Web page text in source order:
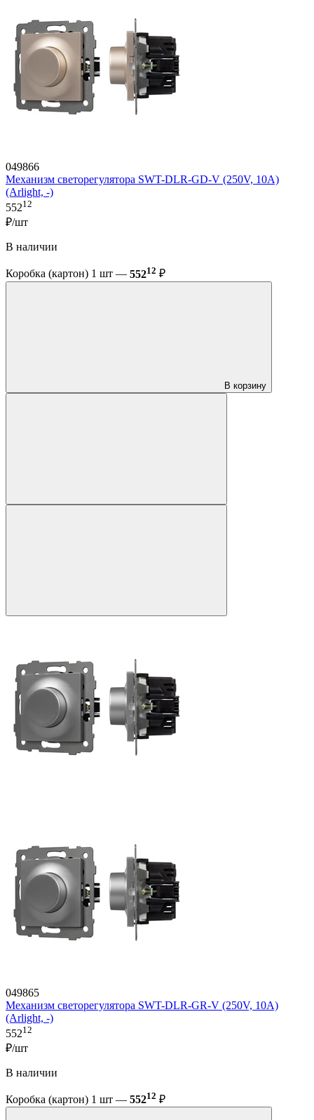
049866
Механизм светорегулятора SWT-DLR-GD-V (250V, 10A)
(Arlight, -)
55212
₽/шт
В наличии
Коробка (картон) 1 шт — 55212 ₽
В корзину
049865
Механизм светорегулятора SWT-DLR-GR-V (250V, 10A)
(Arlight, -)
55212
₽/шт
В наличии
Коробка (картон) 1 шт — 55212 ₽